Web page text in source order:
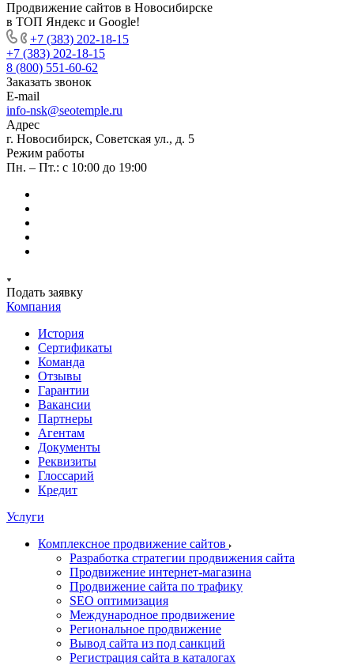
Продвижение сайтов в Новосибирске
в ТОП Яндекс и Google!
+7 (383) 202-18-15
+7 (383) 202-18-15
8 (800) 551-60-62
Заказать звонок
E-mail
info-nsk@seotemple.ru
Адрес
г. Новосибирск, Советская ул., д. 5
Режим работы
Пн. – Пт.: с 10:00 до 19:00
Подать заявку
Компания
История
Сертификаты
Команда
Отзывы
Гарантии
Вакансии
Партнеры
Агентам
Документы
Реквизиты
Глоссарий
Кредит
Услуги
Комплексное продвижение сайтов
Разработка стратегии продвижения сайта
Продвижение интернет-магазина
Продвижение сайта по трафику
SEO оптимизация
Международное продвижение
Региональное продвижение
Вывод сайта из под санкций
Регистрация сайта в каталогах